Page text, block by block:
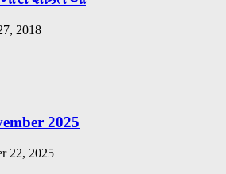
2018
2025
22, 2025